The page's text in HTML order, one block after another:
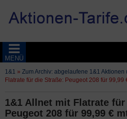
MENÜ
1&1 » Zum Archiv: abgelaufene 1&1 Aktionen
Flatrate für die Straße: Peugeot 208 für 99,99
1&1 Allnet mit Flatrate
Peugeot 208 für 99,99 €